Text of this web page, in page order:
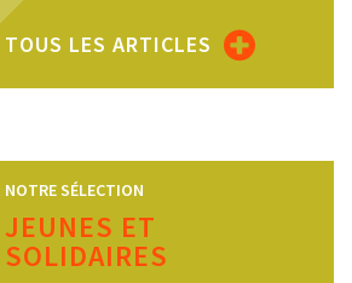
TOUS LES ARTICLES
NOTRE SÉLECTION
JEUNES ET
SOLIDAIRES